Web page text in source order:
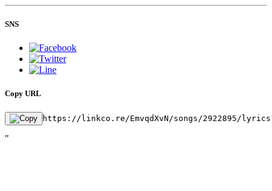
SNS
Copy URL
https://linkco.re/EmvqdXvN/songs/2922895/
"